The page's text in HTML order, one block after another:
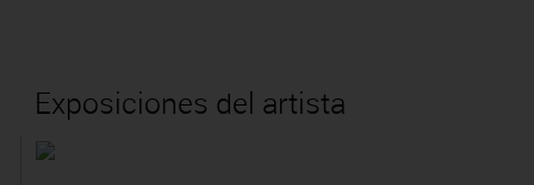
Exposiciones del artista